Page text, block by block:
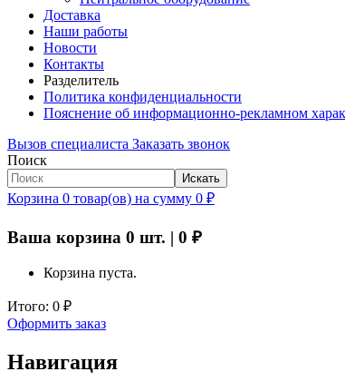
Доставка
Наши работы
Новости
Контакты
Разделитель
Политика конфиденциальности
Пояснение об информационно-рекламном
Вызов специалиста Заказать звонок
Поиск
Искать
Корзина 0 товар(ов) на сумму 0 ₽
Ваша корзина 0 шт. | 0 ₽
Корзина пуста.
Итого: 0 ₽
Оформить заказ
Навигация